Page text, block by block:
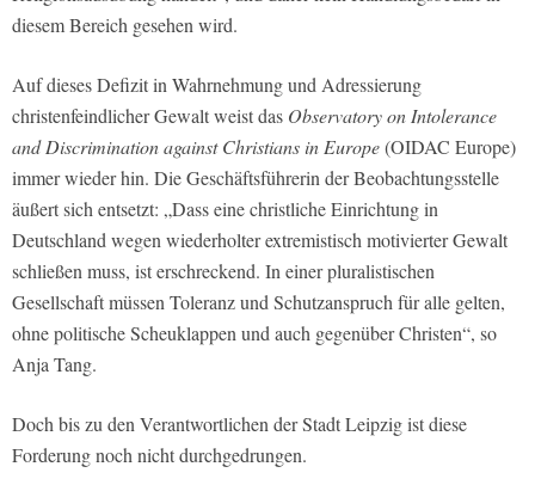
diesem Bereich gesehen wird.
Auf dieses Defizit in Wahrnehmung und Adressierung
christenfeindlicher Gewalt weist das Observatory on Intolerance
and Discrimination against Christians in Europe(OIDAC Europe)
immer wieder hin. Die Geschäftsführerin der Beobachtungsstelle
äußert sich entsetzt: „Dass eine christliche Einrichtung in
Deutschland wegen wiederholter extremistisch motivierter Gewalt
schließen muss, ist erschreckend. In einer pluralistischen
Gesellschaft müssen Toleranz und Schutzanspruch für alle gelten,
ohne politische Scheuklappen und auch gegenüber Christen“, so
Anja Tang.
Doch bis zu den Verantwortlichen der Stadt Leipzig ist diese
Forderung noch nicht durchgedrungen.